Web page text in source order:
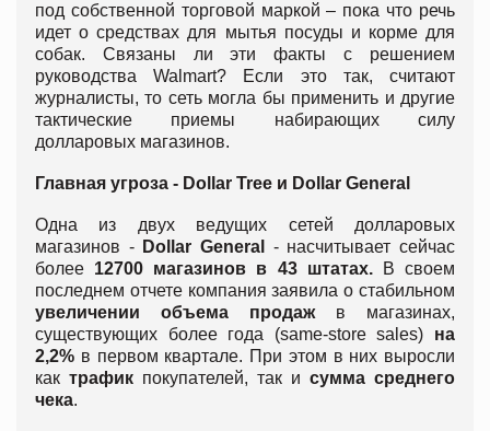
под собственной торговой маркой – пока что речь
идет о средствах для мытья посуды и корме для
собак. Связаны ли эти факты с решением
руководства Walmart? Если это так, считают
журналисты, то сеть могла бы применить и другие
тактические приемы набирающих силу
долларовых магазинов.
Главная угроза - Dollar Tree и Dollar General
Одна из двух ведущих сетей долларовых
магазинов - Dollar General - насчитывает сейчас
более 12700 магазинов в 43 штатах.
В своем
последнем отчете компания заявила о стабильном
увеличении объема продажв магазинах,
существующих более года (same-store sales) на
2,2% в первом квартале. При этом в них выросли
как трафик покупателей, так и сумма среднего
чека.